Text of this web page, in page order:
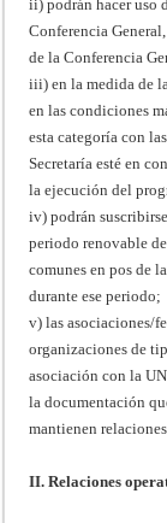
ii) podrán hacer uso
Conferencia
de la Conferencia
iii) en la medida de
en las condiciones
esta categoría con
Secretaría esté en
la ejecución del
iv) podrán
periodo renovable
comunes en pos de
durante ese periodo;
v) las asociaciones/
organizaciones de
asociación con la
la documentación
mantienen
II. Relaciones